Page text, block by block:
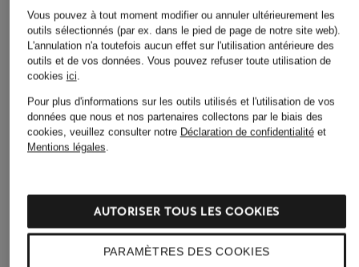
Chaussures pour Femmes
Chaussures pour Femmes
en solde
Chaussures pour
Hommes
Chaussures à enfiler pour
Hommes
Combinaisons pour
Femmes
Costumes de mariage
Robes pour Femmes en
solde
Sacs pour Femmes
Shorts pour Femmes
Sneakers pour Femmes
Sneakers pour Femmes
en solde
Vous pouvez à tout moment modifier ou annuler ultérieurement les
outils sélectionnés (par ex. dans le pied de page de notre site web).
L'annulation n'a toutefois aucun effet sur l'utilisation antérieure des
outils et de vos données. Vous pouvez refuser toute utilisation de
cookies ici.
Pour plus d'informations sur les outils utilisés et l'utilisation de vos
données que nous et nos partenaires collectons par le biais des
cookies, veuillez consulter notre Déclaration de confidentialitéet
Mentions légales.
PARAMÈTRES DES COOKIES
AUTORISER TOUS LES COOKIES